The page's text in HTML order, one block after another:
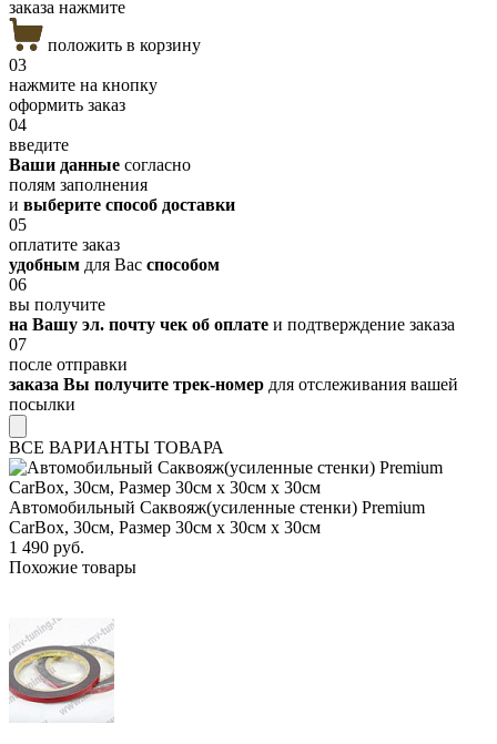
заказа нажмите
положить в корзину
03
нажмите на кнопку
оформить заказ
04
введите
Ваши данные согласно
полям заполнения
и выберите способ доставки
05
оплатите заказ
удобным для Вас способом
06
вы получите
на Вашу эл. почту чек об оплате и подтверждение заказа
07
после отправки
заказа Вы получите трек-номер для отслеживания вашей
посылки
ВСЕ ВАРИАНТЫ ТОВАРА
Автомобильный Саквояж(усиленные стенки) Premium
CarBox, 30см, Размер 30см х 30см х 30см
1 490 руб.
Похожие товары